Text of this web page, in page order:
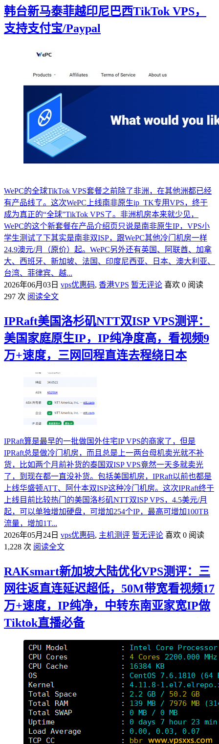
韩台新马泰菲越印尼巴西TikTok VPS，
支持支付宝/Paypal
WePC的全球TikTok VPS套餐之前除了非洲，在其他洲都已经
有产品线了。这次WePC上线南非原生ip_TK专用VPS，终于
成为真正的“全球”TikTok VPS了。非洲机房本来就少见，
WePC的这个新套餐在产品介绍页只说是南非原生IP，VPS小
学生测试了下其实是南非双ISP，跟WePC其他冷门机房一样
24.9澳元/月（原价）起。WePC另外还有英国、阿联酋、加拿
大、西班牙、新加坡、法国、印度尼西亚、日本、澳大利亚、
台湾、菲律宾、越...
2026年06月03日 vps优惠码, 香港VPS 暂无评论 喜欢 0 阅读
297 次 阅读全文
IPRaft美国洛杉矶NTT双ISP VPS测评：
美国家庭原生IP，IP纯净度高，看视频9
万+速度，三网回程直连去程绕日本
IPRaft算是最早的一批做国外住宅IP VPS的商家了，但是
IPRaft总是做冷门机房，而且总是上一两台母机卖光就不补
货，比如两个月前补货的泰国双ISP VPS竟然一天多就卖光
了，到现在都一直没补货。包括美国机房，IPRaft以前也都是
上线华盛顿ATT、阿什本双ISP这种冷门机房。这次IPRaft终于
上线目前比较热门的美国洛杉矶NTT双ISP VPS，4.5美元/月
起，可以单独增加硬盘，可增加254个IP，最高可增加100TB
流量，增加1T...
2026年05月24日 vps优惠码, 主机测评 暂无评论 喜欢 0 阅读
1,228 次 阅读全文
RAKsmart新加坡大陆优化VPS测评：三
网往返直连延迟超低，50M带宽看视频17
万+速度，IP纯净，中转东南亚家宽IP做
Tiktok直播必备